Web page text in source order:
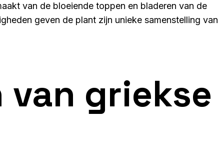
van de bloeiende toppen en bladeren van de
geven de plant zijn unieke samenstelling van
van griekse